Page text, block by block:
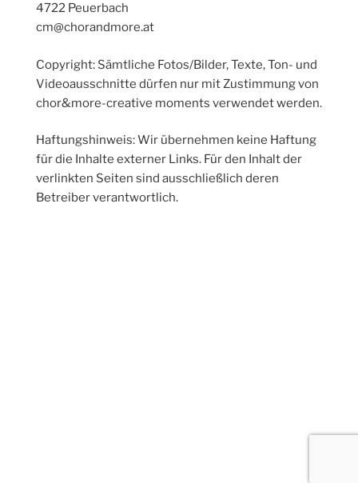
4722 Peuerbach
cm@chorandmore.at
Copyright: Sämtliche Fotos/Bilder, Texte, Ton- und
Videoausschnitte dürfen nur mit Zustimmung von
chor&more-creative moments verwendet werden.
Haftungshinweis: Wir übernehmen keine Haftung
für die Inhalte externer Links. Für den Inhalt der
verlinkten Seiten sind ausschließlich deren
Betreiber verantwortlich.